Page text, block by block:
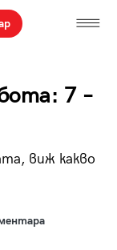
7 –
виж какво